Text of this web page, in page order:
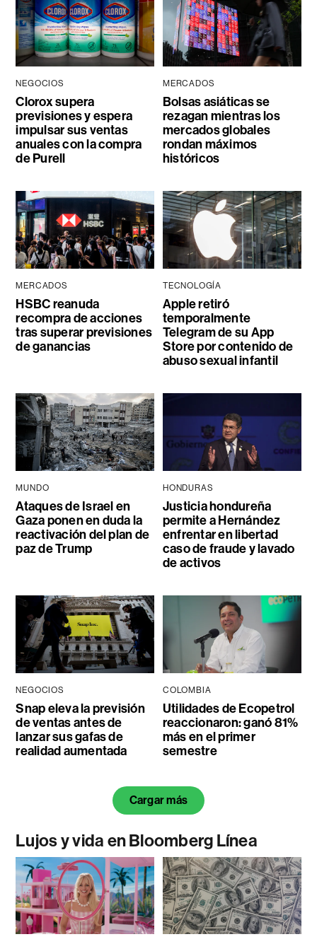
NEGOCIOS
Clorox supera
previsiones y espera
impulsar sus ventas
anuales con la compra
de Purell
MERCADOS
Bolsas asiáticas se
rezagan mientras los
mercados globales
rondan máximos
históricos
MERCADOS
HSBC reanuda
recompra de acciones
tras superar previsiones
de ganancias
TECNOLOGÍA
Apple retiró
temporalmente
Telegram de su App
Store por contenido de
abuso sexual infantil
MUNDO
Ataques de Israel en
Gaza ponen en duda la
reactivación del plan de
paz de Trump
HONDURAS
Justicia hondureña
permite a Hernández
enfrentar en libertad
caso de fraude y lavado
de activos
NEGOCIOS
Snap eleva la previsión
de ventas antes de
lanzar sus gafas de
realidad aumentada
COLOMBIA
Utilidades de Ecopetrol
reaccionaron: ganó 81%
más en el primer
semestre
Cargar más
Lujos y vida en Bloomberg Línea